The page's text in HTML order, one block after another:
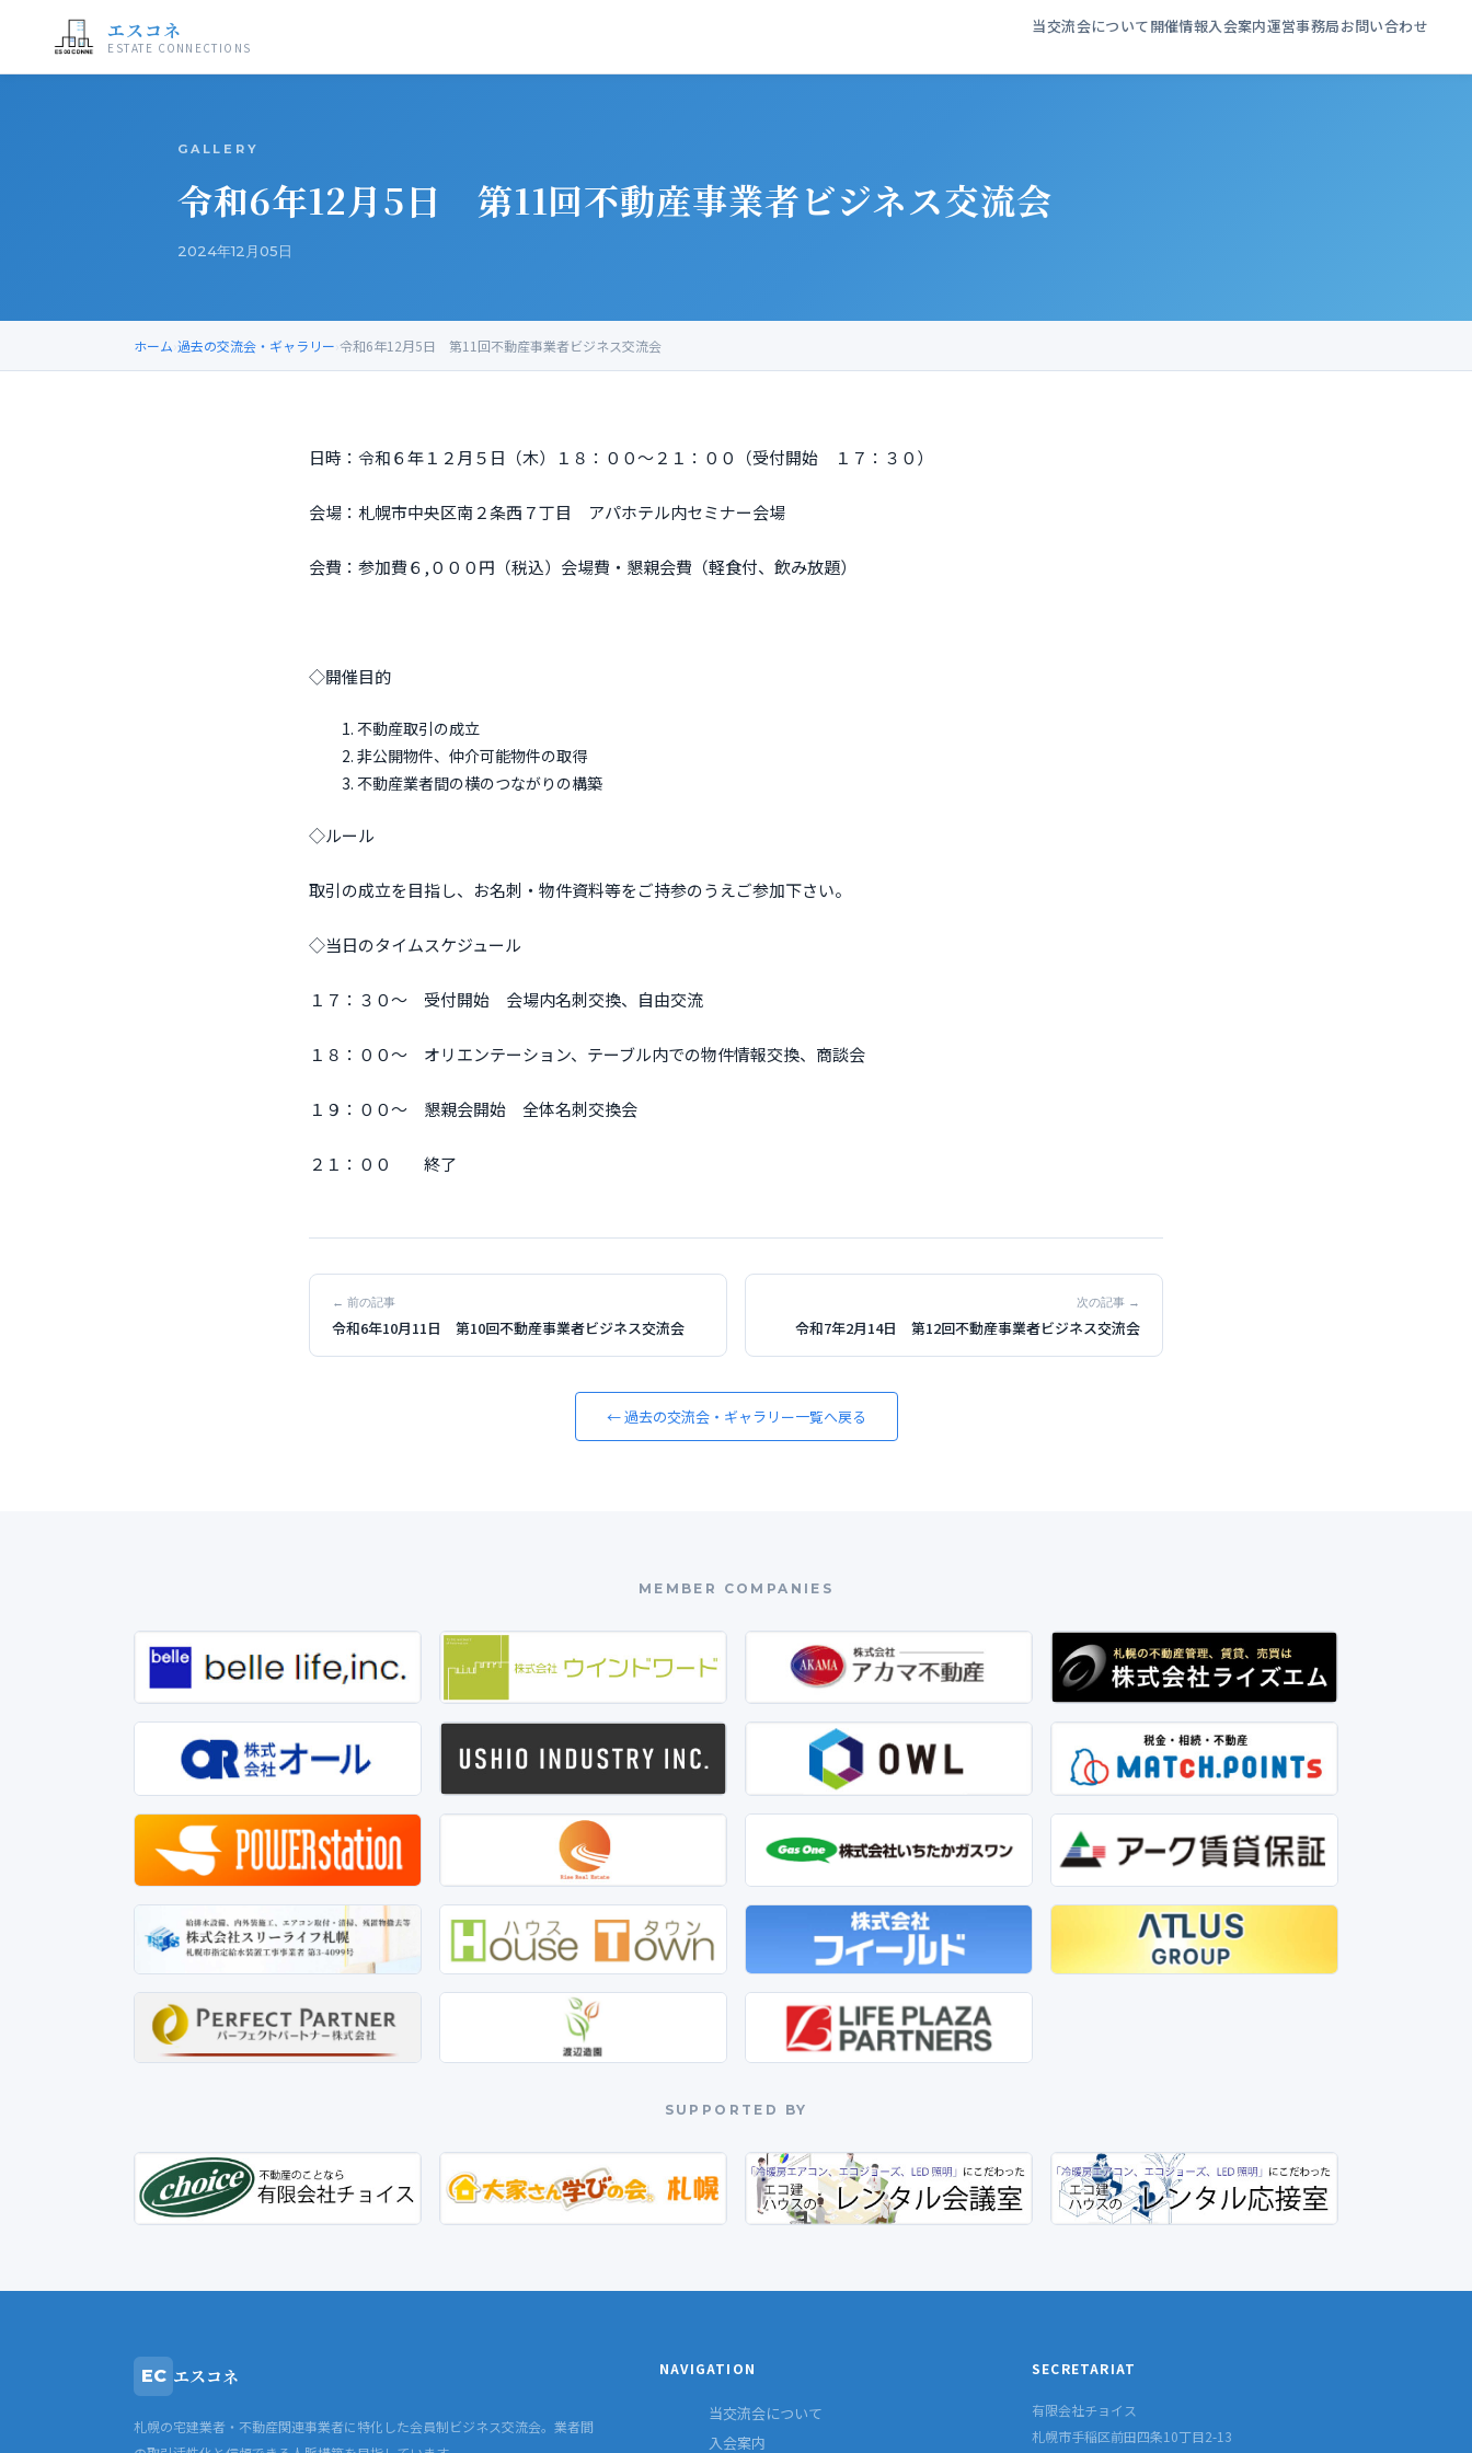
エスコネ
ESTATE CONNECTIONS
当交流会について開催情報入会案内運営事務局お問い合わせ
GALLERY
令和6年12月5日 第11回不動産事業者ビジネス交流会
2024年12月05日
ホーム 過去の交流会・ギャラリー 令和6年12月5日 第11回不動産事業者ビジネス交流会
日時：令和６年１２月５日（木）１８：００～２１：００（受付開始 １７：３０）
会場：札幌市中央区南２条西７丁目 アパホテル内セミナー会場
会費：参加費６,０００円（税込）会場費・懇親会費（軽食付、飲み放題）
◇開催目的
不動産取引の成立
非公開物件、仲介可能物件の取得
不動産業者間の横のつながりの構築
◇ルール
取引の成立を目指し、お名刺・物件資料等をご持参のうえご参加下さい。
◇当日のタイムスケジュール
１７：３０～ 受付開始 会場内名刺交換、自由交流
１８：００～ オリエンテーション、テーブル内での物件情報交換、商談会
１９：００～ 懇親会開始 全体名刺交換会
２１：００ 終了
← 前の記事
令和6年10月11日 第10回不動産事業者ビジネス交流会
次の記事 →
令和7年2月14日 第12回不動産事業者ビジネス交流会
← 過去の交流会・ギャラリー一覧へ戻る
MEMBER COMPANIES
SUPPORTED BY
EC エスコネ
札幌の宅建業者・不動産関連事業者に特化した会員制ビジネス交流会。業者間
NAVIGATION
当交流会について
入会案内
SECRETARIAT
有限会社チョイス
札幌市手稲区前田四条10丁目2-13